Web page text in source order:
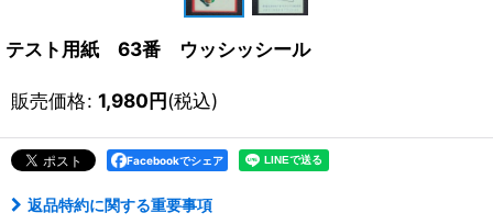
テスト用紙 63番 ウッシッシール
販売価格: 1,980円(税込)
Facebookでシェア
返品特約に関する重要事項